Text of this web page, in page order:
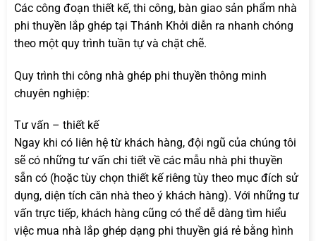
Các công đoạn thiết kế, thi công, bàn giao sản phẩm nhà
phi thuyền lắp ghép tại Thánh Khởi diễn ra nhanh chóng
theo một quy trình tuần tự và chặt chẽ.
Quy trình thi công nhà ghép phi thuyền thông minh
chuyên nghiệp:
Tư vấn – thiết kế
Ngay khi có liên hệ từ khách hàng, đội ngũ của chúng tôi
sẽ có những tư vấn chi tiết về các mẫu nhà phi thuyền
sẵn có (hoặc tùy chọn thiết kế riêng tùy theo mục đích sử
dụng, diện tích căn nhà theo ý khách hàng). Với những tư
vấn trực tiếp, khách hàng cũng có thể dễ dàng tìm hiểu
việc mua nhà lắp ghép dạng phi thuyền giá rẻ bằng hình